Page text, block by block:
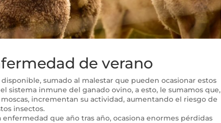
de verano
sumado al malestar que pueden ocasionar estos
sistema inmune del ganado ovino, a esto, le sumamos que,
incrementan su actividad, aumentando el riesgo de
insectos.
enfermedad que año tras año, ocasiona enormes pérdidas